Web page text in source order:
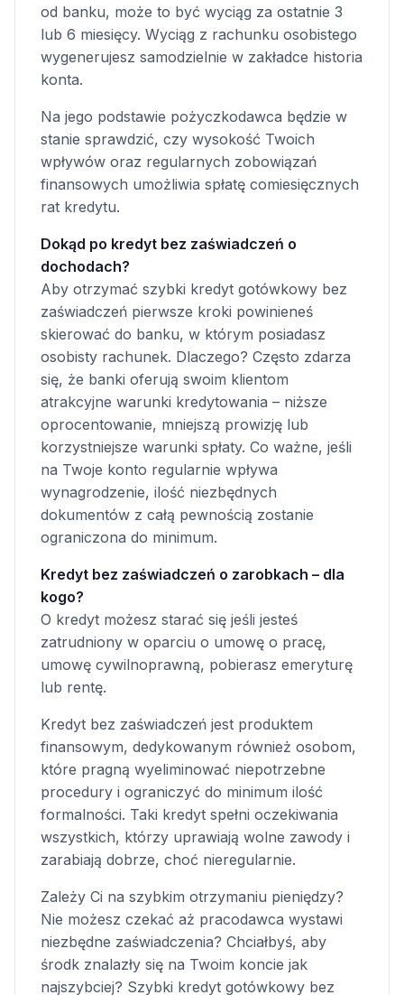
od banku, może to być wyciąg za ostatnie 3
lub 6 miesięcy. Wyciąg z rachunku osobistego
wygenerujesz samodzielnie w zakładce historia
konta.
Na jego podstawie pożyczkodawca będzie w
stanie sprawdzić, czy wysokość Twoich
wpływów oraz regularnych zobowiązań
finansowych umożliwia spłatę comiesięcznych
rat kredytu.
Dokąd po kredyt bez zaświadczeń o
dochodach?
Aby otrzymać szybki kredyt gotówkowy bez
zaświadczeń pierwsze kroki powinieneś
skierować do banku, w którym posiadasz
osobisty rachunek. Dlaczego? Często zdarza
się, że banki oferują swoim klientom
atrakcyjne warunki kredytowania – niższe
oprocentowanie, mniejszą prowizję lub
korzystniejsze warunki spłaty. Co ważne, jeśli
na Twoje konto regularnie wpływa
wynagrodzenie, ilość niezbędnych
dokumentów z całą pewnością zostanie
ograniczona do minimum.
Kredyt bez zaświadczeń o zarobkach – dla
kogo?
O kredyt możesz starać się jeśli jesteś
zatrudniony w oparciu o umowę o pracę,
umowę cywilnoprawną, pobierasz emeryturę
lub rentę.
Kredyt bez zaświadczeń jest produktem
finansowym, dedykowanym również osobom,
które pragną wyeliminować niepotrzebne
procedury i ograniczyć do minimum ilość
formalności. Taki kredyt spełni oczekiwania
wszystkich, którzy uprawiają wolne zawody i
zarabiają dobrze, choć nieregularnie.
Zależy Ci na szybkim otrzymaniu pieniędzy?
Nie możesz czekać aż pracodawca wystawi
niezbędne zaświadczenia? Chciałbyś, aby
środk znalazły się na Twoim koncie jak
najszybciej? Szybki kredyt gotówkowy bez